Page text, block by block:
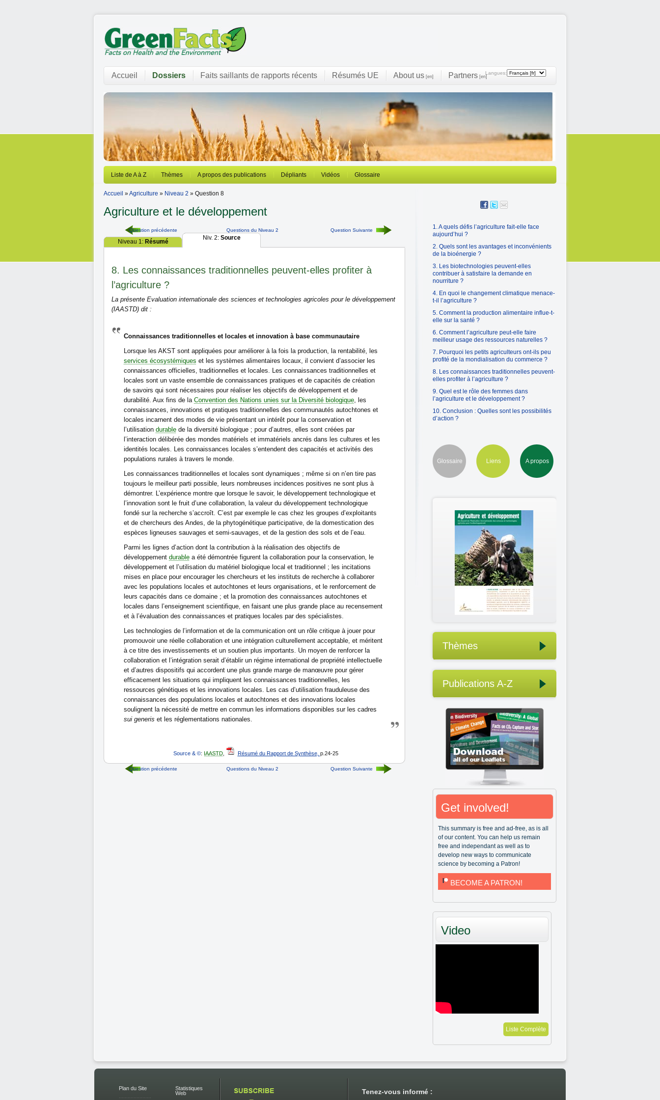
Langues:
Accueil Dossiers Faits saillants de rapports récents Résumés UE About us [en] Partners [en]
Liste de A à Z Thèmes A propos des publications Dépliants Vidéos Glossaire
Accueil »Agriculture » Niveau 2 » Question 8
Agriculture et le développement
Question précédente Questions du Niveau 2 Question Suivante
Niveau 1: Résumé
Niv. 2: Source
8. Les connaissances traditionnelles peuvent-elles profiter à
l’agriculture ?
La présente Evaluation internationale des sciences et technologies agricoles pour le développement
(IAASTD) dit :
Connaissances traditionnelles et locales et innovation à base communautaire
Lorsque les AKST sont appliquées pour améliorer à la fois la production, la rentabilité, les
services écosystémiques et les systèmes alimentaires locaux, il convient d’associer les
connaissances officielles, traditionnelles et locales. Les connaissances traditionnelles et
locales sont un vaste ensemble de connaissances pratiques et de capacités de création
de savoirs qui sont nécessaires pour réaliser les objectifs de développement et de
durabilité. Aux fins de la Convention des Nations unies sur la Diversité biologique, les
connaissances, innovations et pratiques traditionnelles des communautés autochtones et
locales incarnent des modes de vie présentant un intérêt pour la conservation et
l’utilisation durable de la diversité biologique ; pour d’autres, elles sont créées par
l’interaction délibérée des mondes matériels et immatériels ancrés dans les cultures et les
identités locales. Les connaissances locales s’entendent des capacités et activités des
populations rurales à travers le monde.
Les connaissances traditionnelles et locales sont dynamiques ; même si on n’en tire pas
toujours le meilleur parti possible, leurs nombreuses incidences positives ne sont plus à
démontrer. L’expérience montre que lorsque le savoir, le développement technologique et
l’innovation sont le fruit d’une collaboration, la valeur du développement technologique
fondé sur la recherche s’accroît. C’est par exemple le cas chez les groupes d’exploitants
et de chercheurs des Andes, de la phytogénétique participative, de la domestication des
espèces ligneuses sauvages et semi-sauvages, et de la gestion des sols et de l’eau.
Parmi les lignes d’action dont la contribution à la réalisation des objectifs de
développement durable a été démontrée figurent la collaboration pour la conservation, le
développement et l’utilisation du matériel biologique local et traditionnel ; les incitations
mises en place pour encourager les chercheurs et les instituts de recherche à collaborer
avec les populations locales et autochtones et leurs organisations, et le renforcement de
leurs capacités dans ce domaine ; et la promotion des connaissances autochtones et
locales dans l’enseignement scientifique, en faisant une plus grande place au recensement
et à l’évaluation des connaissances et pratiques locales par des spécialistes.
Les technologies de l’information et de la communication ont un rôle critique à jouer pour
promouvoir une réelle collaboration et une intégration culturellement acceptable, et méritent
à ce titre des investissements et un soutien plus importants. Un moyen de renforcer la
collaboration et l’intégration serait d’établir un régime international de propriété intellectuelle
et d’autres dispositifs qui accordent une plus grande marge de manœuvre pour gérer
efficacement les situations qui impliquent les connaissances traditionnelles, les
ressources génétiques et les innovations locales. Les cas d’utilisation frauduleuse des
connaissances des populations locales et autochtones et des innovations locales
soulignent la nécessité de mettre en commun les informations disponibles sur les cadres
sui generis et les réglementations nationales.
Source & ©: IAASTD, Résumé du Rapport de Synthèse, p.24-25
Question précédente Questions du Niveau 2 Question Suivante
1. A quels défis l’agriculture fait-elle face
aujourd’hui ?
2. Quels sont les avantages et inconvénients
de la bioénergie ?
3. Les biotechnologies peuvent-elles
contribuer à satisfaire la demande en
nourriture ?
4. En quoi le changement climatique menace-
t-il l’agriculture ?
5. Comment la production alimentaire influe-t-
elle sur la santé ?
6. Comment l’agriculture peut-elle faire
meilleur usage des ressources naturelles ?
7. Pourquoi les petits agriculteurs ont-ils peu
profité de la mondialisation du commerce ?
8. Les connaissances traditionnelles peuvent-
elles profiter à l’agriculture ?
9. Quel est le rôle des femmes dans
l’agriculture et le développement ?
10. Conclusion : Quelles sont les possibilités
d’action ?
Glossaire Liens A propos
Thèmes
Publications A-Z
Get involved!
This summary is free and ad-free, as is all
of our content. You can help us remain
free and independant as well as to
develop new ways to communicate
science by becoming a Patron!
BECOME A PATRON!
Video
Liste Complète
Plan du Site
Statistiques
Web
Tenez-vous informé :